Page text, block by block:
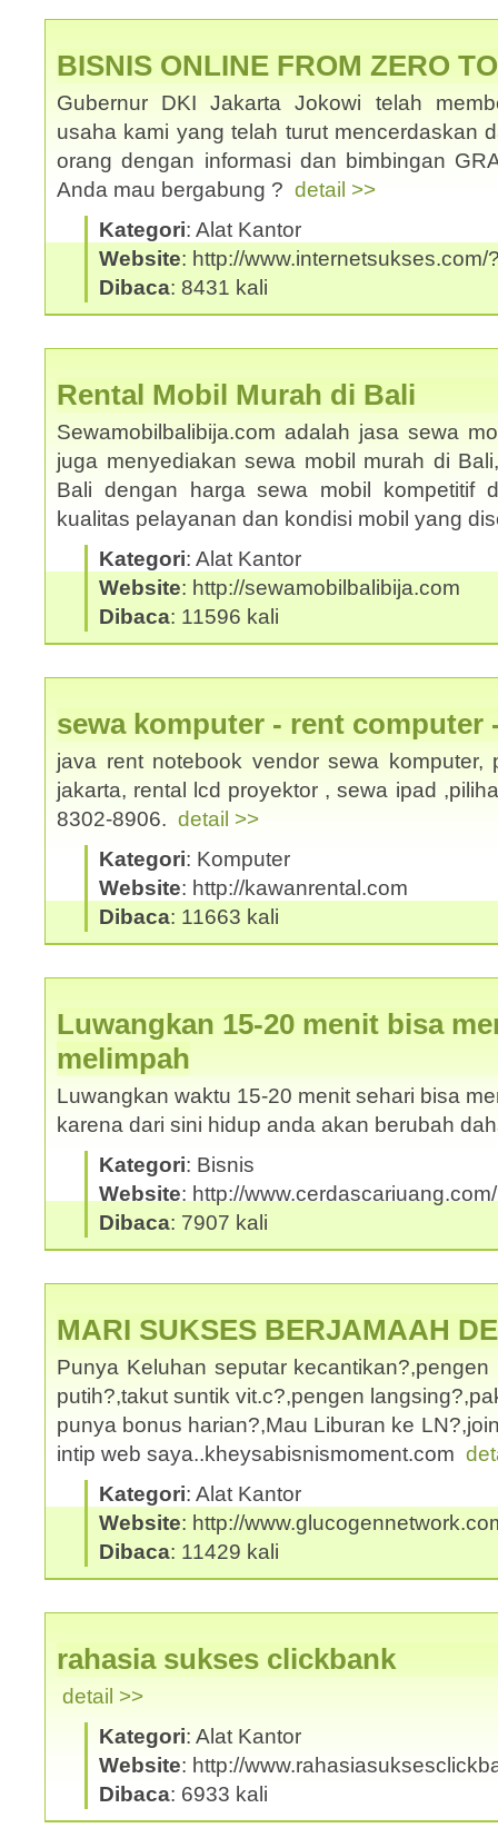
BISNIS ONLINE FROM ZERO
Gubernur DKI Jakarta Jokowi telah
usaha kami yang telah turut mencerdaskan
orang dengan informasi dan bimbingan
Anda mau bergabung ? detail >>
Kategori: Alat Kantor
Website: http://www.internetsukses.com/
Dibaca: 8431 kali
Rental Mobil Murah di Bali
Sewamobilbalibija.com adalah jasa sewa
juga menyediakan sewa mobil murah di
Bali dengan harga sewa mobil kompetitif
kualitas pelayanan dan kondisi mobil yang
Kategori: Alat Kantor
Website: http://sewamobilbalibija.com
Dibaca: 11596 kali
sewa komputer - rent computer
java rent notebook vendor sewa
jakarta, rental lcd proyektor , sewa ipad
8302-8906. detail >>
Kategori: Komputer
Website: http://kawanrental.com
Dibaca: 11663 kali
Luwangkan 15-20 menit bisa
melimpah
Luwangkan waktu 15-20 menit sehari bisa
karena dari sini hidup anda akan berubah
Kategori: Bisnis
Website: http://
Dibaca: 7907 kali
MARI SUKSES BERJAMAAH
Punya Keluhan seputar
putih?,takut suntik vit.c?,pengen
punya bonus harian?,Mau Liburan ke
intip web saya..kheysabisnismoment.com
Kategori: Alat Kantor
Website: http://
Dibaca: 11429 kali
rahasia sukses clickbank
detail >>
Kategori: Alat Kantor
Website: http://
Dibaca: 6933 kali